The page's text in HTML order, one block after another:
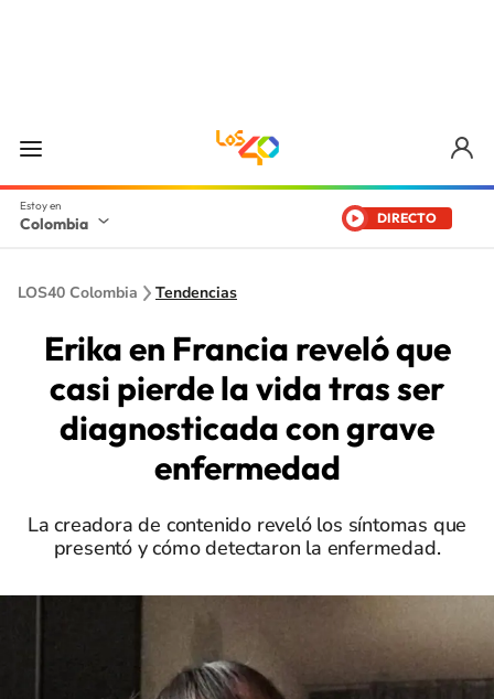
Colombia DIRECTO
LOS40 Colombia Tendencias
Erika en Francia reveló que
casi pierde la vida tras ser
diagnosticada con grave
enfermedad
La creadora de contenido reveló los síntomas que
presentó y cómo detectaron la enfermedad.